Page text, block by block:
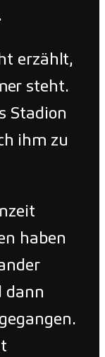
erzählt,
steht.
Stadion
ihm zu
haben
dann